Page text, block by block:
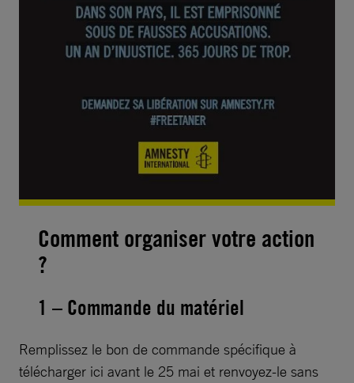
Comment organiser votre action
?
1 – Commande du matériel
Remplissez le bon de commande spécifique à
télécharger ici avant le 25 mai et renvoyez-le sans